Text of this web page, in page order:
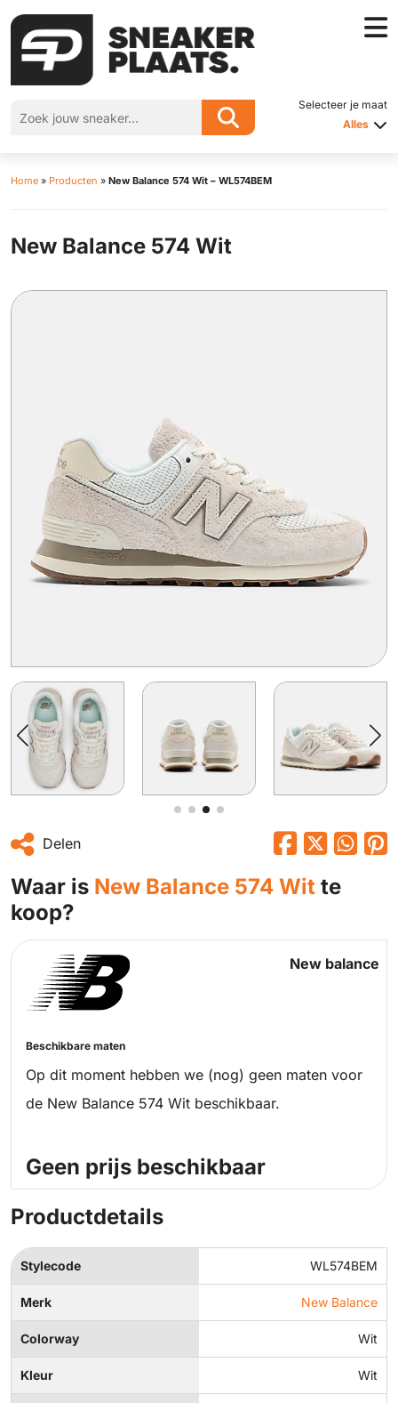
Selecteer je maat
Alles
Home » Producten » New Balance 574 Wit – WL574BEM
New Balance 574 Wit
Delen
Waar is New Balance 574 Wit te
koop?
New balance
Beschikbare maten
Op dit moment hebben we (nog) geen maten voor
de New Balance 574 Wit beschikbaar.
Geen prijs beschikbaar
Productdetails
Stylecode WL574BEM
Merk New Balance
Colorway Wit
Kleur Wit